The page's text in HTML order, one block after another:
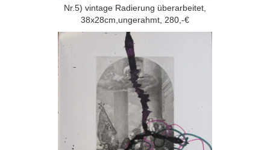
Nr.5) vintage Radierung überarbeitet,
38x28cm,ungerahmt, 280,-€